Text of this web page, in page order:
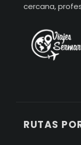
cercana,
RUTAS